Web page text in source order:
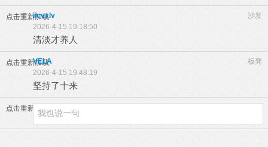
点击重新加载 沙发
iicvxlv
2026-4-15 19:18:50
清淡才养人
点击重新加载 板凳
VELA
2026-4-15 19:48:19
坚持了十来
点击重新加载